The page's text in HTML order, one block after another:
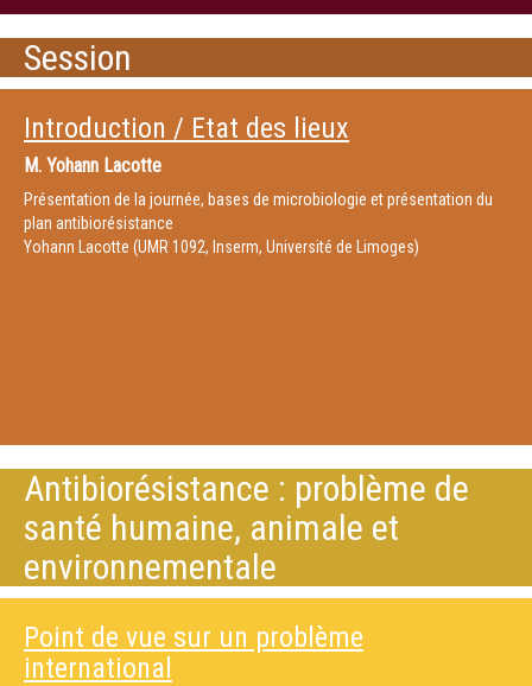
Session
Introduction / Etat des lieux
M. Yohann Lacotte
Présentation de la journée, bases de microbiologie et présentation du
plan antibiorésistance
Yohann Lacotte (UMR 1092, Inserm, Université de Limoges)
Antibiorésistance : problème de
santé humaine, animale et
environnementale
Point de vue sur un problème
international